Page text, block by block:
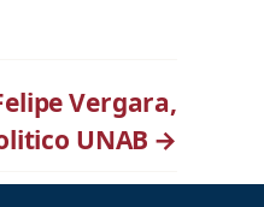
Vergara,
UNAB →